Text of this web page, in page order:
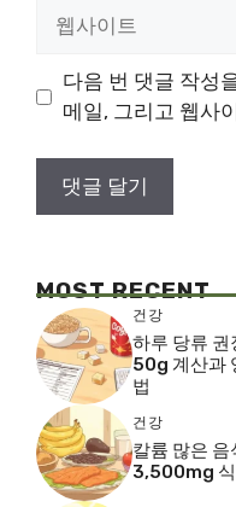
트
다음 번 댓글 작성
메일, 그리고 웹사
MOST RECENT
건강
하루 당류 권
50g 계산과
법
건강
칼륨 많은
3,500mg 식